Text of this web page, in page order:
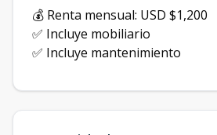
💰 Renta mensual: USD $1,200
✅ Incluye mobiliario
✅ Incluye mantenimiento